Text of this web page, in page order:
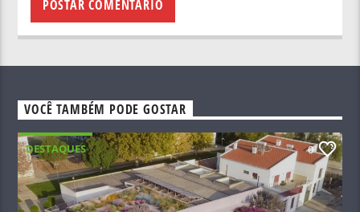
VOCÊ TAMBÉM PODE GOSTAR
DESTAQUES 0